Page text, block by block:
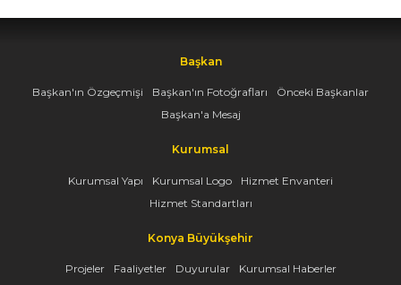
Başkan
Başkan'ın Özgeçmişi Başkan'ın Fotoğrafları
Önceki Başkanlar
Başkan'a Mesaj
Kurumsal
Kurumsal Yapı Kurumsal Logo
Hizmet Envanteri
Hizmet Standartları
Konya Büyükşehir
Projeler Faaliyetler Duyurular Kurumsal Haberler